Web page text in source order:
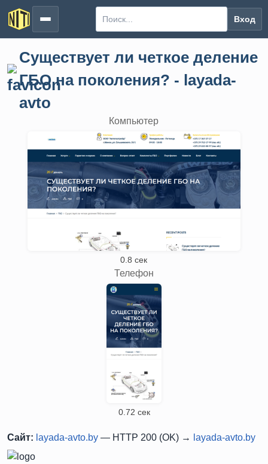
Вход
Существует ли четкое деление
ГБО на поколения? - layada-
avto
Компьютер
0.8 сек
Телефон
0.72 сек
Сайт: layada-avto.by — HTTP 200 (OK) → layada-avto.by